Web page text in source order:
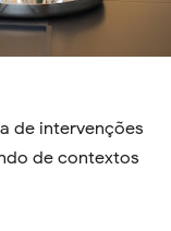
de intervenções
de contextos